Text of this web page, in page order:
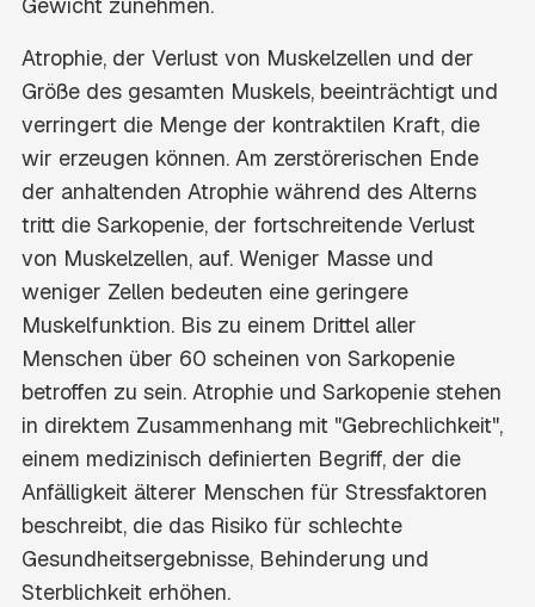
Atrophie, der Verlust von Muskelzellen und der
Größe des gesamten Muskels, beeinträchtigt und
verringert die Menge der kontraktilen Kraft, die
wir erzeugen können. Am zerstörerischen Ende
der anhaltenden Atrophie während des Alterns
tritt die Sarkopenie, der fortschreitende Verlust
von Muskelzellen, auf. Weniger Masse und
weniger Zellen bedeuten eine geringere
Muskelfunktion. Bis zu einem Drittel aller
Menschen über 60 scheinen von Sarkopenie
betroffen zu sein. Atrophie und Sarkopenie stehen
in direktem Zusammenhang mit "Gebrechlichkeit",
einem medizinisch definierten Begriff, der die
Anfälligkeit älterer Menschen für Stressfaktoren
beschreibt, die das Risiko für schlechte
Gesundheitsergebnisse, Behinderung und
Sterblichkeit erhöhen.